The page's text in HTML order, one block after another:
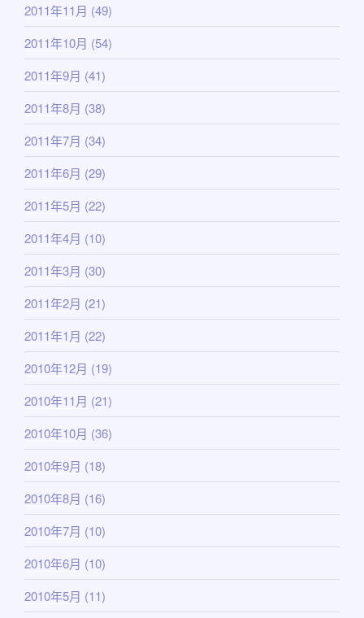
2011年11月 (49)
2011年10月 (54)
2011年9月 (41)
2011年8月 (38)
2011年7月 (34)
2011年6月 (29)
2011年5月 (22)
2011年4月 (10)
2011年3月 (30)
2011年2月 (21)
2011年1月 (22)
2010年12月 (19)
2010年11月 (21)
2010年10月 (36)
2010年9月 (18)
2010年8月 (16)
2010年7月 (10)
2010年6月 (10)
2010年5月 (11)